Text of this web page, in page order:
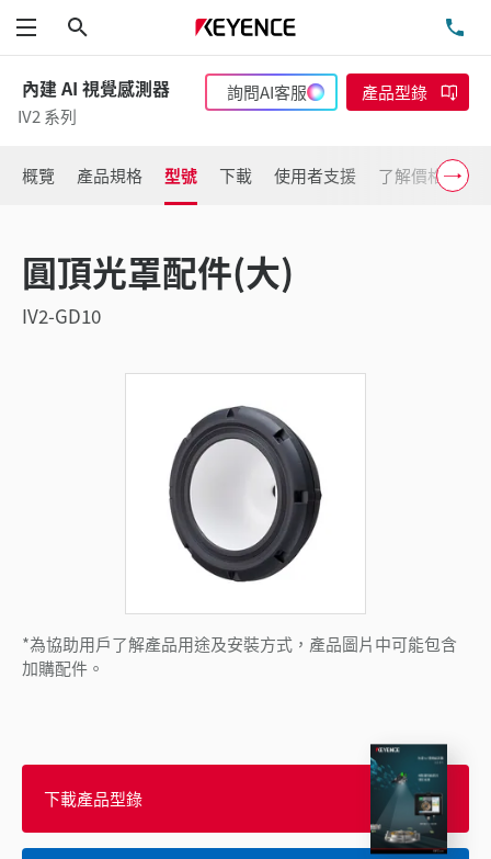
功能表
內建 AI 視覺感測器
IV2 系列
詢問AI客服 產品型錄
概覽 產品規格 型號 下載 使用者支援 了解價格
圓頂光罩配件(大)
IV2-GD10
*為協助用戶了解產品用途及安裝方式，產品圖片中可能包含
加購配件。
下載產品型錄